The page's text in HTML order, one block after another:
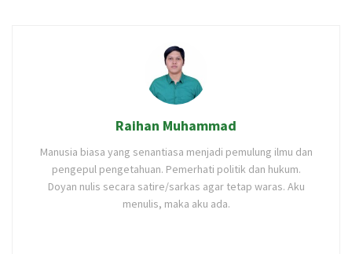
Raihan Muhammad
Manusia biasa yang senantiasa menjadi pemulung ilmu dan
pengepul pengetahuan. Pemerhati politik dan hukum.
Doyan nulis secara satire/sarkas agar tetap waras. Aku
menulis, maka aku ada.